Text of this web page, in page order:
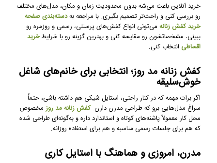
خرید آنلاین باعث می‌شه بدون محدودیت زمان و مکان، مدل‌های مختلف
رو بررسی کنی و راحت‌تر تصمیم بگیری. با مراجعه بهدسته‌بندی صفحه
خرید کفش زنانهمی‌تونی انواع کفش‌های پرسنلی، رسمی و روزمره رو
ببینی، مشخصاتشون رو مقایسه کنی و بهترین گزینه رو با شرایطخرید
اقساطی انتخاب کنی.
کفش زنانه مد روز؛ انتخابی برای خانم‌های شاغل
خوش‌سلیقه
اگر برات مهمه که در کنار راحتی، استایل شیکی هم داشته باشی، حتماً
سراغ مدل‌هایی برو که طراحی مدرن دارن.کفش زنانه مد روزمخصوص
محل کار معمولاً پاشنه‌های کوتاه و استاندارد داره و به‌گونه‌ای طراحی شده
که هم برای جلسات رسمی مناسبه و هم برای استفاده روزانه.
مدرن، امروزی و هماهنگ با استایل کاری